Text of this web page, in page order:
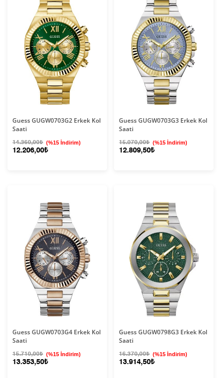
Guess GUGW0703G2 Erkek Kol
Saati
14.360,00₺ (%15 İndirim)
12.206,00₺
Guess GUGW0703G3 Erkek Kol
Saati
15.070,00₺ (%15 İndirim)
12.809,50₺
Guess GUGW0703G4 Erkek Kol
Saati
15.710,00₺ (%15 İndirim)
13.353,50₺
Guess GUGW0798G3 Erkek Kol
Saati
16.370,00₺ (%15 İndirim)
13.914,50₺